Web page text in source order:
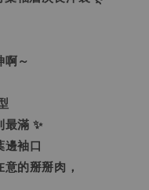
啊～
最滿 ✨
邊袖口
的掰掰肉，